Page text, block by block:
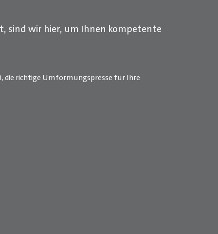
sind wir hier, um Ihnen kompetente
die richtige Umformungspresse für Ihre